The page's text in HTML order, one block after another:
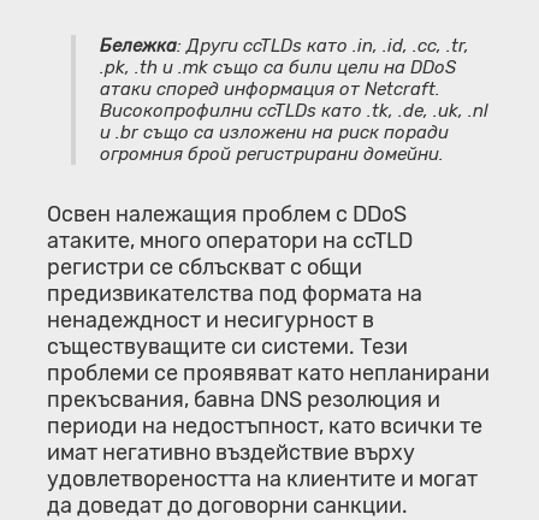
Бележка: Други ccTLDs като .in, .id, .cc, .tr,
.pk, .th и .mk също са били цели на DDoS
атаки според информация от Netcraft.
Високопрофилни ccTLDs като .tk, .de, .uk, .nl
и .br също са изложени на риск поради
огромния брой регистрирани домейни.
Освен належащия проблем с DDoS
атаките, много оператори на ccTLD
регистри се сблъскват с общи
предизвикателства под формата на
ненадеждност и несигурност в
съществуващите си системи. Тези
проблеми се проявяват като непланирани
прекъсвания, бавна DNS резолюция и
периоди на недостъпност, като всички те
имат негативно въздействие върху
удовлетвореността на клиентите и могат
да доведат до договорни санкции.